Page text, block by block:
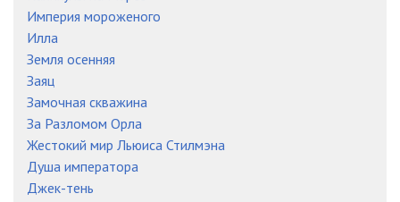
Империя мороженого
Илла
Земля осенняя
Заяц
Замочная скважина
За Разломом Орла
Жестокий мир Льюиса Стилмэна
Душа императора
Джек-тень